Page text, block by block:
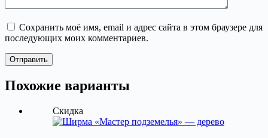
Сохранить моё имя, email и адрес сайта в этом браузере для
последующих моих комментариев.
Отправить
Похожие варианты
Скидка